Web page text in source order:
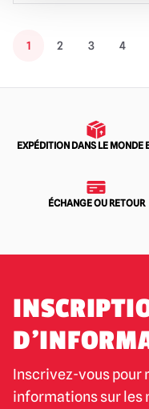
1 2 3 4
EXPÉDITION DANS LE MONDE
ÉCHANGE OU RETOUR
Inscrivez-vous pour
informations sur les